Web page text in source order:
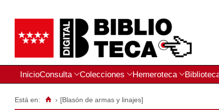
InicioConsulta Colecciones Hemeroteca
Está en: › [Blasón de armas y linajes]